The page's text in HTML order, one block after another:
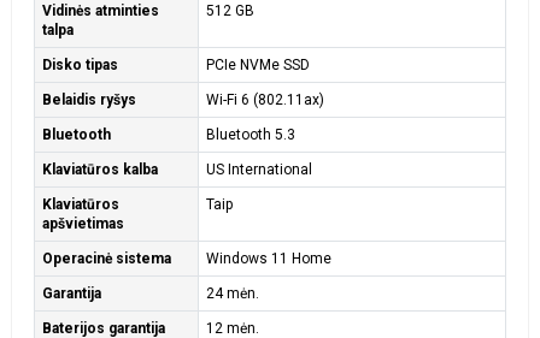
Vidinės atminties
talpa
512 GB
Disko tipas PCIe NVMe SSD
Belaidis ryšys Wi-Fi 6 (802.11ax)
Bluetooth Bluetooth 5.3
Klaviatūros kalba US International
Klaviatūros
apšvietimas
Taip
Operacinė sistema Windows 11 Home
Garantija 24 mėn.
Baterijos garantija 12 mėn.